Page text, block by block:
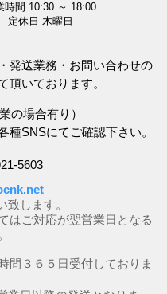
時間 10:30 ～ 18:00
定休日 木曜日
発送業務・お問い合わせの
頂いております。
の場合有り）
種SNSにてご確認下さい。
5603
します。
はご対応が翌営業日となる
。
間３６５日受付しておりま